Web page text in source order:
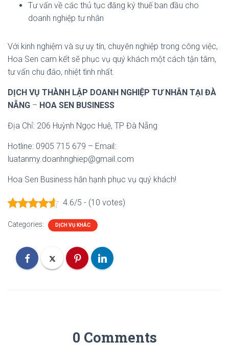
Tư vấn về các thủ tục đăng ký thuế ban đầu cho
doanh nghiệp tư nhân
Với kinh nghiệm và sự uy tín, chuyên nghiệp trong công việc,
Hoa Sen cam kết sẽ phục vụ quý khách một cách tận tâm,
tư vấn chu đáo, nhiệt tình nhất.
DỊCH VỤ THÀNH LẬP DOANH NGHIỆP TƯ NHÂN TẠI ĐÀ
NẴNG – HOA SEN BUSINESS
Địa Chỉ: 206 Huỳnh Ngọc Huệ, TP Đà Nẵng
Hotline: 0905 715 679 – Email:
luatanmy.doanhnghiep@gmail.com
Hoa Sen Business hân hạnh phục vụ quý khách!
4.6/5 - (10 votes)
Categories: DỊCH VỤ KHÁC
0 Comments